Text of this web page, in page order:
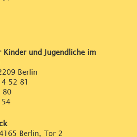
und Jugendliche im
Berlin
52 81
80
Berlin, Tor 2